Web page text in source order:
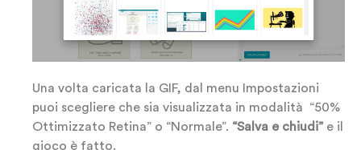
Una volta caricata la GIF, dal menu Impostazioni
puoi scegliere che sia visualizzata in modalità “50%
Ottimizzato Retina” o “Normale”. “Salva e chiudi” e il
gioco è fatto.